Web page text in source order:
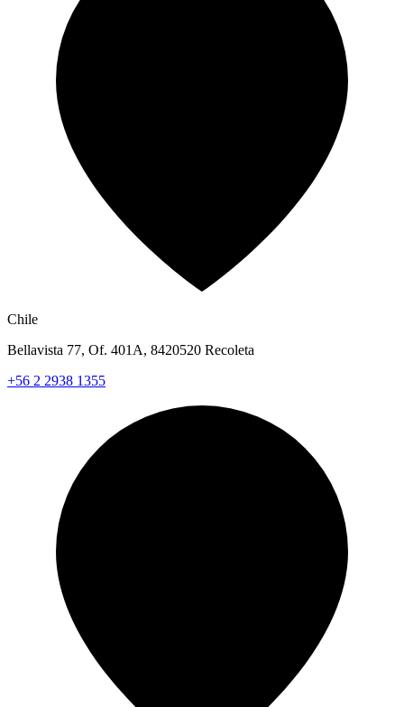
Chile
Bellavista 77, Of. 401A, 8420520 Recoleta
+56 2 2938 1355